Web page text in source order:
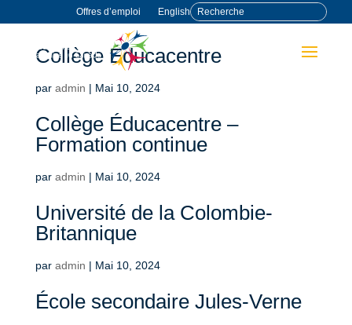
Offres d’emploi English
Collège Éducacentre
par admin | Mai 10, 2024
Collège Éducacentre –
Formation continue
par admin | Mai 10, 2024
Université de la Colombie-
Britannique
par admin | Mai 10, 2024
École secondaire Jules-Verne